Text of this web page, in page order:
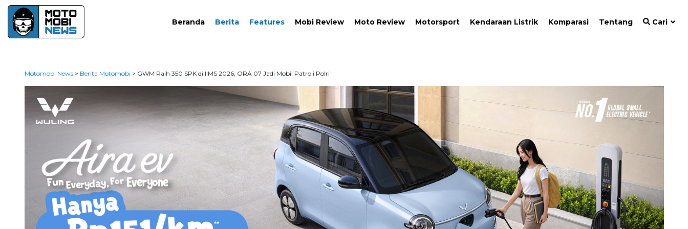
Beranda Berita Features Mobi Review Moto Review Motorsport Kendaraan Listrik Komparasi Tentang Cari
Motomobi News> Berita Motomobi > GWM Raih 350 SPK di IIMS 2026, ORA 07 Jadi Mobil Patroli Polri